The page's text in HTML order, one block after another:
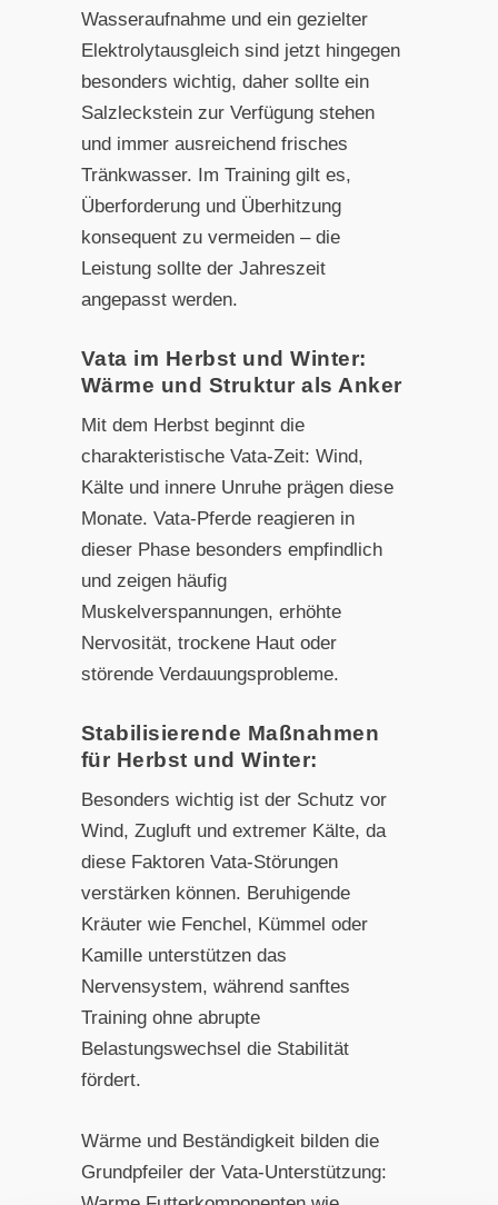
Wasseraufnahme und ein gezielter
Elektrolytausgleich sind jetzt hingegen
besonders wichtig, daher sollte ein
Salzleckstein zur Verfügung stehen
und immer ausreichend frisches
Tränkwasser. Im Training gilt es,
Überforderung und Überhitzung
konsequent zu vermeiden – die
Leistung sollte der Jahreszeit
angepasst werden.
Vata im Herbst und Winter:
Wärme und Struktur als Anker
Mit dem Herbst beginnt die
charakteristische Vata-Zeit: Wind,
Kälte und innere Unruhe prägen diese
Monate. Vata-Pferde reagieren in
dieser Phase besonders empfindlich
und zeigen häufig
Muskelverspannungen, erhöhte
Nervosität, trockene Haut oder
störende Verdauungsprobleme.
Stabilisierende Maßnahmen
für Herbst und Winter:
Besonders wichtig ist der Schutz vor
Wind, Zugluft und extremer Kälte, da
diese Faktoren Vata-Störungen
verstärken können. Beruhigende
Kräuter wie Fenchel, Kümmel oder
Kamille unterstützen das
Nervensystem, während sanftes
Training ohne abrupte
Belastungswechsel die Stabilität
fördert.
Wärme und Beständigkeit bilden die
Grundpfeiler der Vata-Unterstützung: